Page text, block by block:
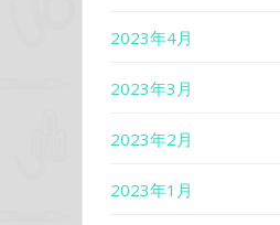
2023年4月
2023年3月
2023年2月
2023年1月